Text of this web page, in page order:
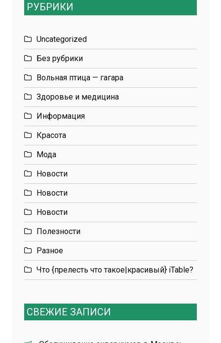
РУБРИКИ
Uncategorized
Без рубрики
Вольная птица — гагара
Здоровье и медицина
Информация
Красота
Мода
Новости
Новости
Новости
Полезности
Разное
Что {прелесть что такое|красивый} iTable?
СВЕЖИЕ ЗАПИСИ